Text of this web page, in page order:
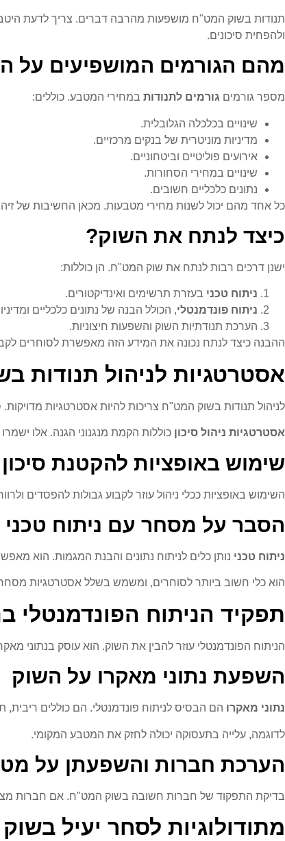
תנודות בשוק המט"ח מושפעות מהרבה דברים. צריך לדעת
ולהפחית סיכונים.
מהם הגורמים המושפיעים על
מספר גורמים גורמים לתנודות במחירי המטבע. כוללים:
שינויים בכלכלה הגלובלית.
מדיניות מוניטרית של בנקים מרכזיים.
אירועים פוליטיים וביטחוניים.
שינויים במחירי הסחורות.
נתונים כלכליים חשובים.
כל אחד מהם יכול לשנות מחירי מטבעות. מכאן החשיבות של
כיצד לנתח את השוק?
ישנן דרכים רבות לנתח את שוק המט"ח. הן כוללות:
ניתוח טכני בעזרת תרשימים ואינדיקטורים.
ניתוח פונדמנטלי, הכולל הבנה של נתונים כלכליים
הערכת תנודתיות השוק והשפעות חיצוניות.
ההבנה כיצד לנתח נכונה את המידע הזה מאפשרת לסוחרים
אסטרטגיות לניהול תנודות
לניהול תנודות בשוק המט"ח צריכות להיות אסטרטגיות מדויקות.
אסטרטגיות ניהול סיכון כוללות הקמת מנגנוני הגנה. אלו
שימוש באופציות להקטנת סיכון
השימוש באופציות ככלי ניהול עוזר לקבוע גבולות להפסדים
הסבר על מסחר עם ניתוח טכני
ניתוח טכני נותן כלים לניתוח נתונים והבנת המגמות. הוא
הוא כלי חשוב ביותר לסוחרים, ומשמש בשלל אסטרטגיות מסחר.
תפקיד הניתוח הפונדמנטלי
הניתוח הפונדמנטלי עוזר להבין את השוק. הוא עוסק בנתוני
השפעת נתוני מאקרו על השוק
נתוני מאקרו הם הבסיס לניתוח פונדמנטלי. הם כוללים ריבית,
לדוגמה, עלייה בתעסוקה יכולה לחזק את המטבע המקומי.
הערכת חברות והשפעתן על
בדיקת התפקוד של חברות חשובה בשוק המט"ח. אם חברות
מתודולוגיות לסחר יעיל